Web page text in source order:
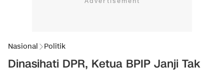
Nasional Politik
Dinasihati DPR, Ketua BPIP Janji Tak